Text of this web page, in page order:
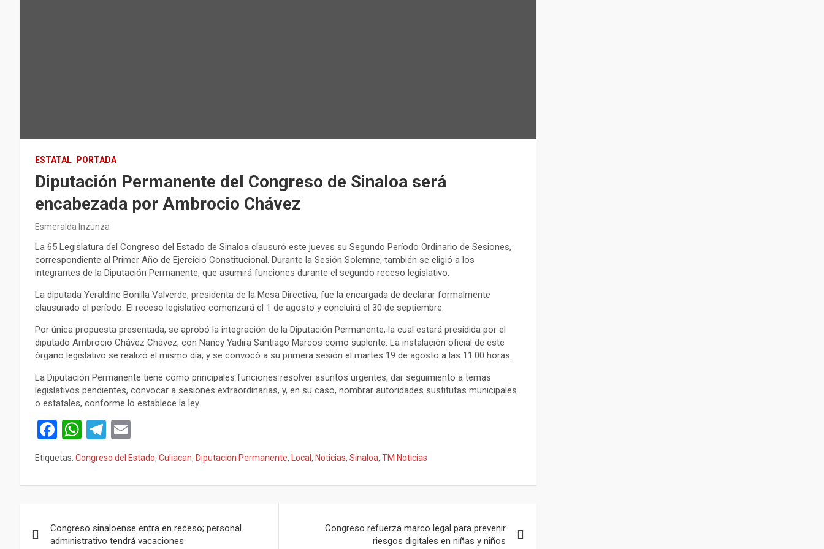
ESTATAL PORTADA
Diputación Permanente del Congreso de Sinaloa será
encabezada por Ambrocio Chávez
Esmeralda Inzunza
La 65 Legislatura del Congreso del Estado de Sinaloa clausuró este jueves su Segundo Período Ordinario de Sesiones,
correspondiente al Primer Año de Ejercicio Constitucional. Durante la Sesión Solemne, también se eligió a los
integrantes de la Diputación Permanente, que asumirá funciones durante el segundo receso legislativo.
La diputada Yeraldine Bonilla Valverde, presidenta de la Mesa Directiva, fue la encargada de declarar formalmente
clausurado el período. El receso legislativo comenzará el 1 de agosto y concluirá el 30 de septiembre.
Por única propuesta presentada, se aprobó la integración de la Diputación Permanente, la cual estará presidida por el
diputado Ambrocio Chávez Chávez, con Nancy Yadira Santiago Marcos como suplente. La instalación oficial de este
órgano legislativo se realizó el mismo día, y se convocó a su primera sesión el martes 19 de agosto a las 11:00 horas.
La Diputación Permanente tiene como principales funciones resolver asuntos urgentes, dar seguimiento a temas
legislativos pendientes, convocar a sesiones extraordinarias, y, en su caso, nombrar autoridades sustitutas municipales
o estatales, conforme lo establece la ley.
F
a
ce
b
o
W
at
s
p
T
el
e
gr
m
m
ail
Etiquetas: Congreso del Estado, Culiacan, Diputacion Permanente, Local , Noticias, Sinaloa, TM Noticias
de
Congreso sinaloense entra en receso; personal
administrativo tendrá vacaciones
Congreso refuerza marco legal para prevenir
riesgos digitales en niñas y niños